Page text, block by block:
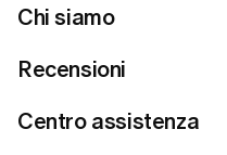
Chi siamo
Recensioni
Centro assistenza
Tutti gli